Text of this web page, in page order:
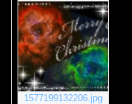
1577199132206.jpg